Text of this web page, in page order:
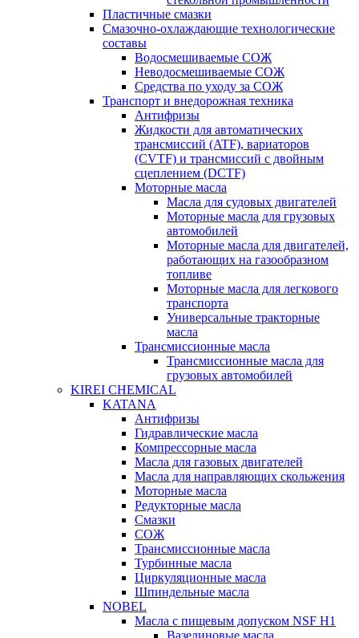
Пластичные смазки
Смазочно-охлаждающие технологические
составы
Водосмешиваемые СОЖ
Неводосмешиваемые СОЖ
Средства по уходу за СОЖ
Транспорт и внедорожная техника
Антифризы
Жидкости для автоматических
трансмиссий (ATF), вариаторов
(CVTF) и трансмиссий с двойным
сцеплением (DCTF)
Моторные масла
Масла для судовых двигателей
Моторные масла для грузовых
автомобилей
Моторные масла для двигателей,
работающих на газообразном
топливе
Моторные масла для легкового
транспорта
Универсальные тракторные
масла
Трансмиссионные масла
Трансмиссионные масла для
грузовых автомобилей
KIREI CHEMICAL
KATANA
Антифризы
Гидравлические масла
Компрессорные масла
Масла для газовых двигателей
Масла для направляющих скольжения
Моторные масла
Редукторные масла
Смазки
СОЖ
Трансмиссионные масла
Турбинные масла
Циркуляционные масла
Шпиндельные масла
NOBEL
Масла с пищевым допуском NSF H1
Вазелиновые масла